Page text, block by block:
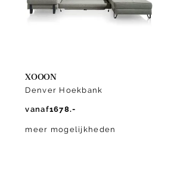
XOOON
Denver Hoekbank
vanaf1678.-
meer mogelijkheden